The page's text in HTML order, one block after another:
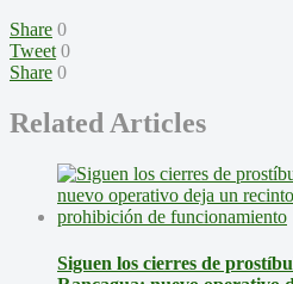
Share 0
Tweet 0
Share 0
Related Articles
Siguen los cierres de